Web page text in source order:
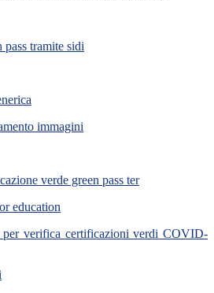
tramite sidi
immagini
verde green pass ter
education
per verifica certificazioni verdi COVID-